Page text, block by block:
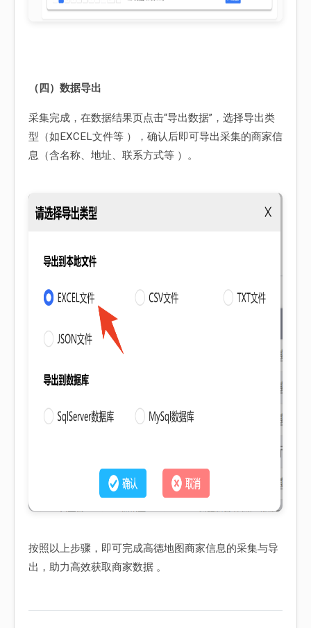
（四）数据导出
采集完成，在数据结果页点击“导出数据”，选择导出类
型（如EXCEL文件等 ），确认后即可导出采集的商家信
息（含名称、地址、联系方式等 ）。
按照以上步骤，即可完成高德地图商家信息的采集与导
出，助力高效获取商家数据 。